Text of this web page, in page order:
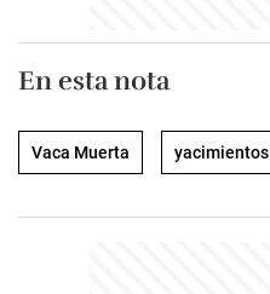
En esta nota
Vaca Muerta yacimientos